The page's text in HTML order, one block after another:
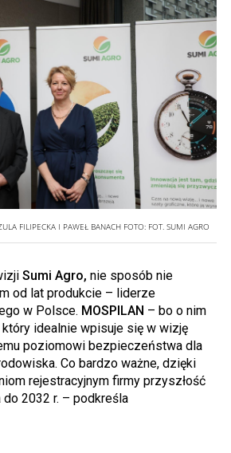
FILIPECKA I PAWEŁ BANACH FOTO: FOT. SUMI AGRO
Sumi Agro, nie sposób nie
od lat produkcie – liderze
w Polsce. MOSPILAN – bo o nim
idealnie wpisuje się w wizję
poziomowi bezpieczeństwa dla
Co bardzo ważne, dzięki
rejestracyjnym firmy przyszłość
2032 r. – podkreśla